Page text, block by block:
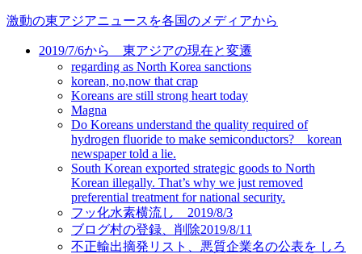
コ
激動の東アジアニュースを各国のメディアから
2019/7/6から 東アジアの現在と変遷
regarding as North Korea sanctions
korean, no,now that crap
Koreans are still strong heart today
Magna
Do Koreans understand the quality required of
hydrogen fluoride to make semiconductors? korean
newspaper told a lie.
South Korean exported strategic goods to North
Korean illegally. That’s why we just removed
preferential treatment for national security.
フッ化水素横流し 2019/8/3
ブログ村の登録、削除2019/8/11
不正輸出摘発リスト、悪質企業名の公表を しろ